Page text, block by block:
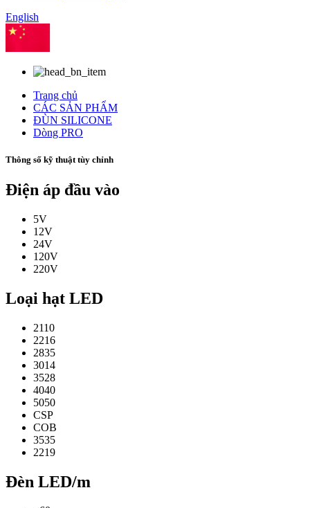
English
Trang chủ
CÁC SẢN PHẨM
ĐÙN SILICONE
Dòng PRO
Thông số kỹ thuật tùy chỉnh
Điện áp đầu vào
5V
12V
24V
120V
220V
Loại hạt LED
2110
2216
2835
3014
3528
4040
5050
CSP
COB
3535
2219
Đèn LED/m